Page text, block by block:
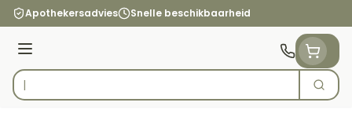
Ga naar de inhoud
Apothekersadvies Snelle beschikbaarheid
Menu
Product, merk, categorie...
Zoek